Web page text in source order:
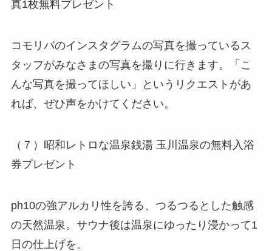
真1枚無料プレゼント
コモリバのインスタグラムの写真を撮っているス
タッフがみなさまの写真を撮りに行きます。「こ
んな写真を撮ってほしい」というリクエストがあ
れば、ぜひ声をかけてください。
（７）昭和レトロな温泉銭湯 玉川温泉の無料入浴
券プレゼント
ph10の強アルカリ性を誇る、つるつるとした触感
の天然温泉。サウナ後は温泉にゆったり浸かって1
日の仕上げを。